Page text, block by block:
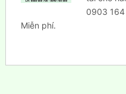
0903
Miễn phí.